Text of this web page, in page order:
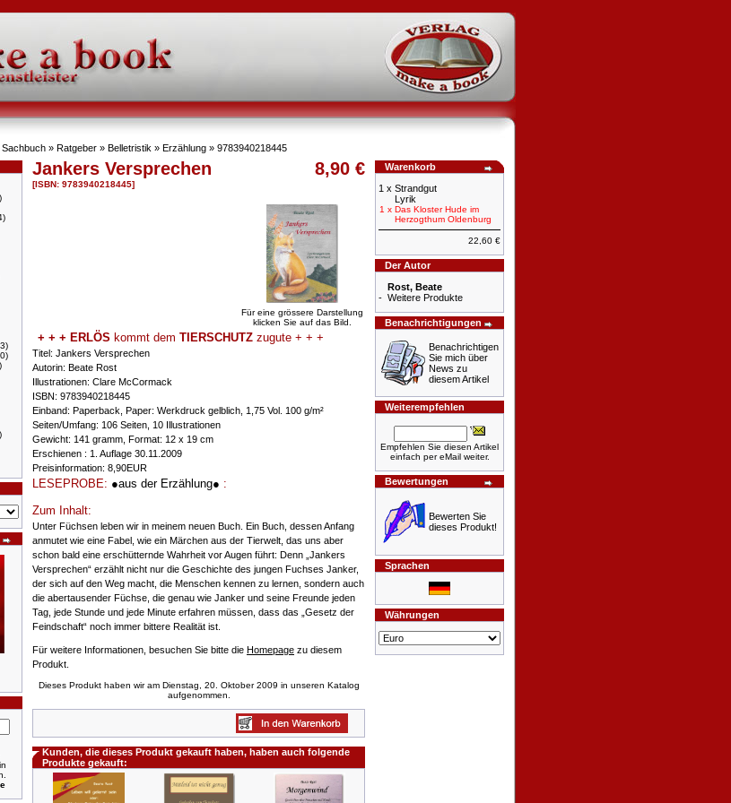
Sachbuch » Ratgeber » Belletristik » Erzählung » 9783940218445
Jankers Versprechen
[ISBN: 9783940218445]
8,90 €
Für eine grössere Darstellung
klicken Sie auf das Bild.
+ + + ERLÖSkommt demTIERSCHUTZzugute + + +
Titel: Jankers Versprechen
Autorin: Beate Rost
Illustrationen: Clare McCormack
ISBN: 9783940218445
Einband: Paperback, Paper: Werkdruck gelblich, 1,75 Vol. 100 g/m²
Seiten/Umfang: 106 Seiten, 10 Illustrationen
Gewicht: 141 gramm, Format: 12 x 19 cm
Erschienen : 1. Auflage 30.11.2009
Preisinformation: 8,90EUR
LESEPROBE: ●aus der Erzählung● :
Zum Inhalt:
Unter Füchsen leben wir in meinem neuen Buch. Ein Buch, dessen Anfang
anmutet wie eine Fabel, wie ein Märchen aus der Tierwelt, das uns aber
schon bald eine erschütternde Wahrheit vor Augen führt: Denn „Jankers
Versprechen“ erzählt nicht nur die Geschichte des jungen Fuchses Janker,
der sich auf den Weg macht, die Menschen kennen zu lernen, sondern auch
die abertausender Füchse, die genau wie Janker und seine Freunde jeden
Tag, jede Stunde und jede Minute erfahren müssen, dass das „Gesetz der
Feindschaft“ noch immer bittere Realität ist.
Für weitere Informationen, besuchen Sie bitte die Homepage zu diesem
Produkt.
Dieses Produkt haben wir am Dienstag, 20. Oktober 2009 in unseren Katalog
aufgenommen.
Kunden, die dieses Produkt gekauft haben, haben auch folgende
Produkte gekauft:
Warenkorb
1 x Strandgut
Lyrik
1 x Das Kloster Hude im
Herzogthum Oldenburg
22,60 €
Der Autor
Rost, Beate
- Weitere Produkte
Benachrichtigungen
Benachrichtigen
Sie mich über
News zu
diesem Artikel
Weiterempfehlen
Empfehlen Sie diesen Artikel
einfach per eMail weiter.
Bewertungen
Bewerten Sie
dieses Produkt!
Sprachen
Währungen